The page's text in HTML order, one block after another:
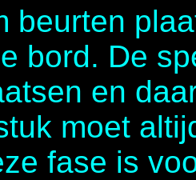
beurten
bord. De
en
moet
fase is